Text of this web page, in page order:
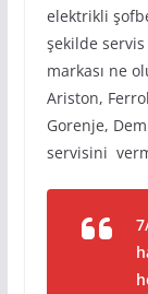
elektrikli
şekilde
markası ne
Ariston,
Gorenje,
servisini